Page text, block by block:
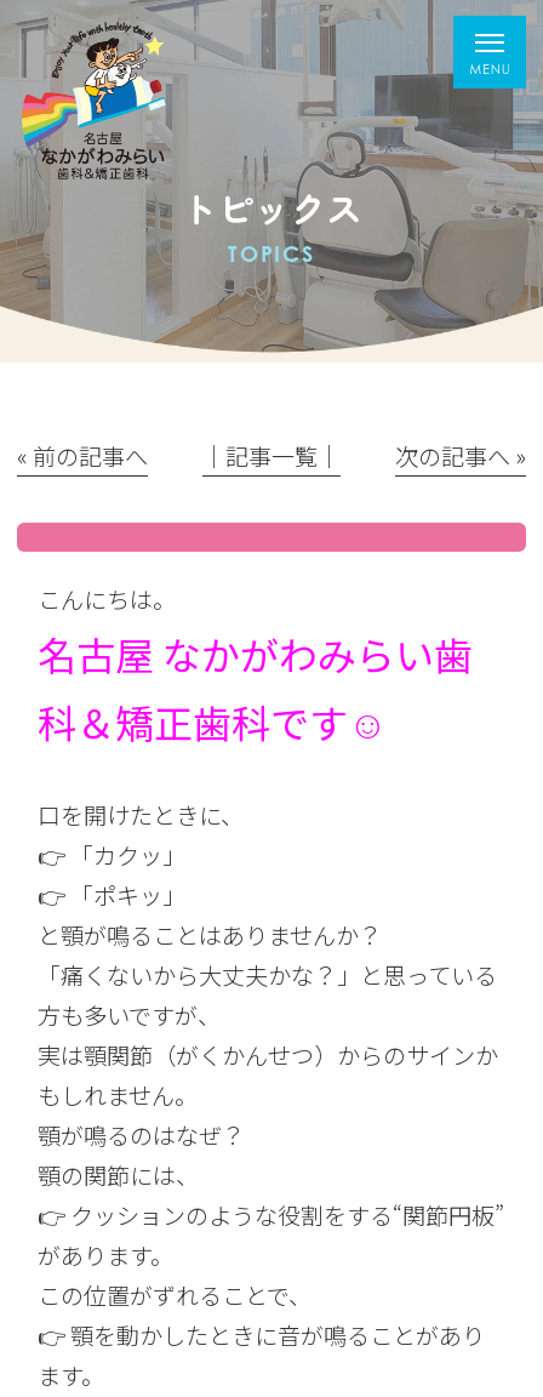
トピックス
TOPICS
« 前の記事へ │記事一覧│ 次の記事へ »
こんにちは。
名古屋 なかがわみらい歯
科＆矯正歯科です☺︎
口を開けたときに、
👉 「カクッ」
👉 「ポキッ」
と顎が鳴ることはありませんか？
「痛くないから大丈夫かな？」と思っている
方も多いですが、
実は顎関節（がくかんせつ）からのサインか
もしれません。
顎が鳴るのはなぜ？
顎の関節には、
👉 クッションのような役割をする“関節円板”
があります。
この位置がずれることで、
👉 顎を動かしたときに音が鳴ることがあり
ます。